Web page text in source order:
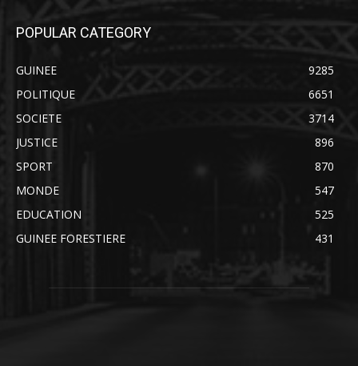
POPULAR CATEGORY
GUINEE
9285
POLITIQUE
6651
SOCIETE
3714
JUSTICE
896
SPORT
870
MONDE
547
EDUCATION
525
GUINEE FORESTIERE
431